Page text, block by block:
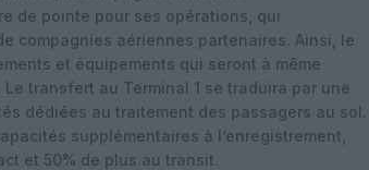
de pointe pour ses opérations, qui
compagnies aériennes partenaires. Ainsi, le
et équipements qui seront à même
transfert au Terminal 1 se traduira par une
dédiées au traitement des passagers au sol.
supplémentaires à l’enregistrement,
et 50% de plus au transit.